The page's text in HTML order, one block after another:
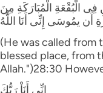
الْبُقْعَةِ الْمُبَارَكَةِ مِنَ
أَن يمُوسَى إِنِّى أَنَا اللَّهُ
(He was called from
blessed place, from
Allah.")28:30
إِنِّى أَنَاْ رَبُّكَ